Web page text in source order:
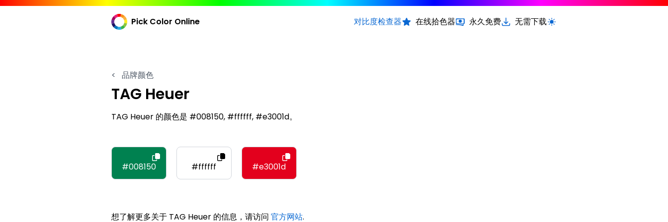
Pick Color Online 对比度检查器 在线拾色器 永久免费 无需下载切换浅色 / 深色模式
< 品牌颜色
TAG Heuer
TAG Heuer 的颜色是 #008150, #ffffff, #e3001d。
#008150 #ffffff #e3001d
想了解更多关于 TAG Heuer 的信息，请访问 官方网站.